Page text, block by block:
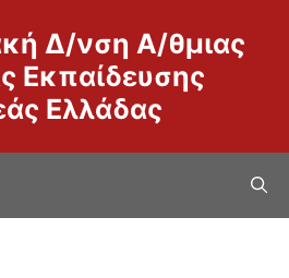
Δ/νση Α/θμιας
Εκπαίδευσης
Ελλάδας